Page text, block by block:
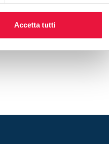
Accetta tutti
foto e
link: